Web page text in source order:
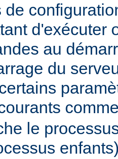
de
d'exécuter
au
du
le